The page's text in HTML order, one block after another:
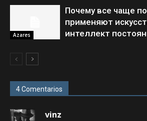
Azares
Почему все чаще
применяют
интеллект
4 Comentarios
vinz